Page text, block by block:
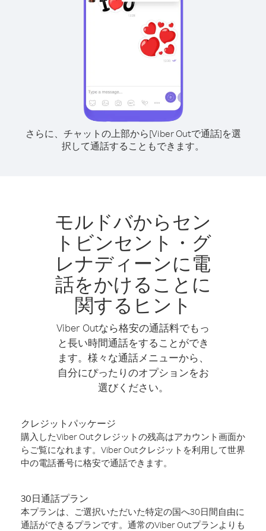
さらに、チャットの上部から[Viber Outで通話]を選
択して通話することもできます。
モルドバからセン
トビンセント・グ
レナディーンに電
話をかけることに
関するヒント
Viber Outなら格安の通話料でもっ
と長い時間通話をすることができ
ます。様々な通話メニューから、
自分にぴったりのオプションをお
選びください。
クレジットパッケージ
購入したViber Outクレジットの残高はアカウント画面か
らご覧になれます。Viber Outクレジットを利用して世界
中の電話番号に格安で通話できます。
30日通話プラン
本プランは、ご選択いただいた特定の国へ30日間自由に
通話ができるプランです。通常のViber Outプランよりも